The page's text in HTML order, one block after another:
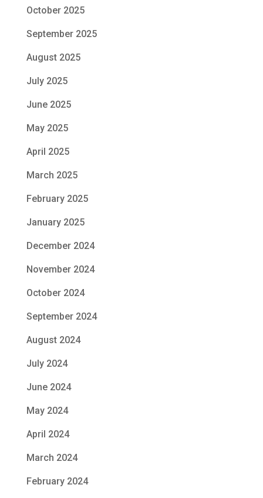
October 2025
September 2025
August 2025
July 2025
June 2025
May 2025
April 2025
March 2025
February 2025
January 2025
December 2024
November 2024
October 2024
September 2024
August 2024
July 2024
June 2024
May 2024
April 2024
March 2024
February 2024